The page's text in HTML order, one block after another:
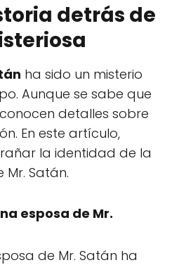
detrás de
ha sido un misterio
Aunque se sabe que
detalles sobre
En este artículo,
la identidad de la
Satán.
esposa de Mr.
de Mr. Satán ha